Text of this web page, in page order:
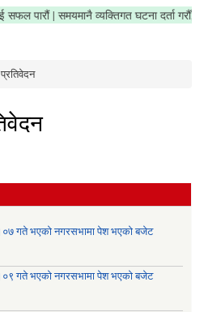
सफल पारौं | समयमानै व्यक्तिगत घटना दर्ता
गते भएको नगरसभामा पेश भएको बजेट
गते भएको नगरसभामा पेश भएको बजेट